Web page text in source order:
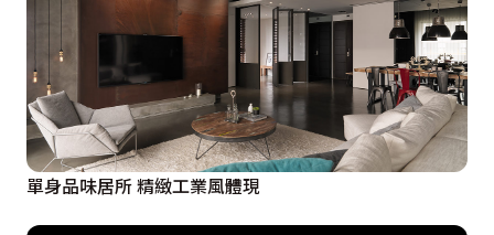
單身品味居所 精緻工業風體現